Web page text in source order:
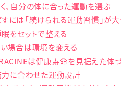
、自分の体に合った運動を選ぶ
には「続けられる運動習慣」が
をセットで整える
場合は環境を変える
は健康寿命を見据えた体づ
力に合わせた運動設計